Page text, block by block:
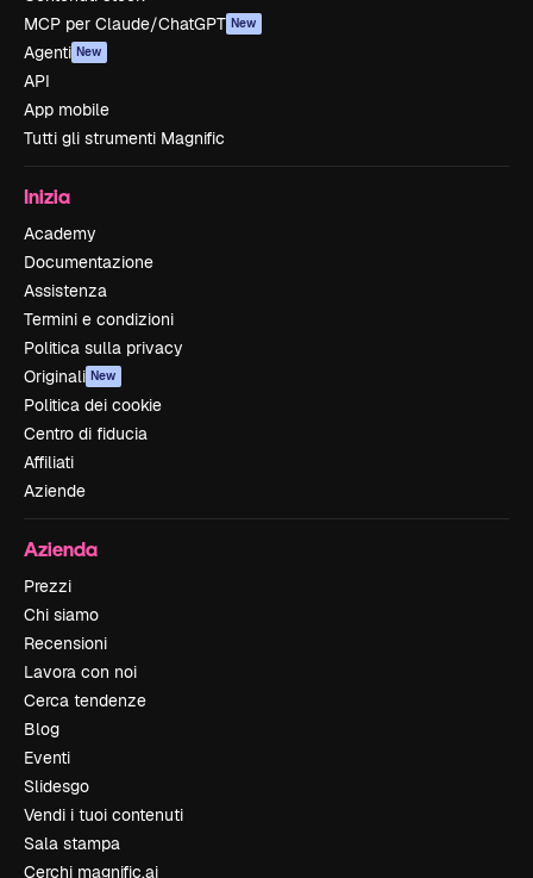
MCP per Claude/ChatGPT New
Agenti New
API
App mobile
Tutti gli strumenti Magnific
Inizia
Academy
Documentazione
Assistenza
Termini e condizioni
Politica sulla privacy
Originali New
Politica dei cookie
Centro di fiducia
Affiliati
Aziende
Azienda
Prezzi
Chi siamo
Recensioni
Lavora con noi
Cerca tendenze
Blog
Eventi
Slidesgo
Vendi i tuoi contenuti
Sala stampa
Cerchi magnific.ai